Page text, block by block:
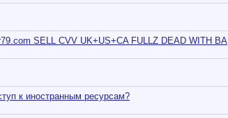
SELL CVV UK+US+CA FULLZ DEAD WITH BA
к иностранным ресурсам?